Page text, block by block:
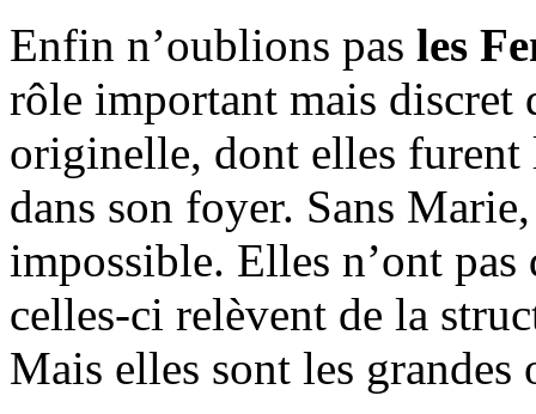
Enfin n’oublions pas les
rôle important mais discret
originelle, dont elles furent
dans son foyer. Sans
impossible. Elles n’ont
celles-ci relèvent de la
Mais elles sont les grandes